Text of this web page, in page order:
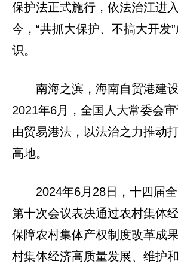
保护法正式施行，依法治江进
今，“共抓大保护、不搞大开发
识。
南海之滨，海南自贸港建
2021年6月，全国人大常委会
由贸易港法，以法治之力推动
高地。
2024年6月28日，十四届
第十次会议表决通过农村集体
保障农村集体产权制度改革成
村集体经济高质量发展、维护